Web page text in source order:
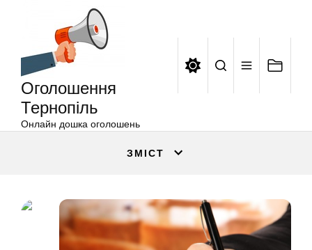
Оголошення
Тернопіль
Онлайн дошка оголошень
ЗМІСТ